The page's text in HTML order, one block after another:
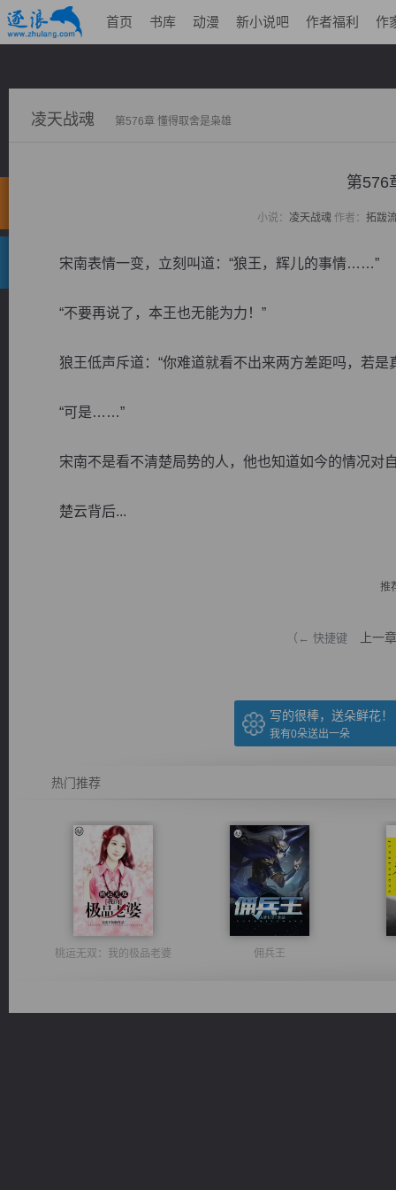
首页 书库 动漫 新小说吧 作者福利 作
凌天战魂 第576章 懂得取舍是枭雄
第576
小说： 凌天战魂作者： 拓跋
宋南表情一变，立刻叫道：“狼王，辉儿的事情……”
“不要再说了，本王也无能为力！”
狼王低声斥道：“你难道就看不出来两方差距吗，若是
“可是……”
宋南不是看不清楚局势的人，他也知道如今的情况对
楚云背后...
推
（← 快捷键 上一章
写的很棒，送朵鲜花！
我有0朵送出一朵
热门推荐
桃运无双：我的极品老婆 佣兵王